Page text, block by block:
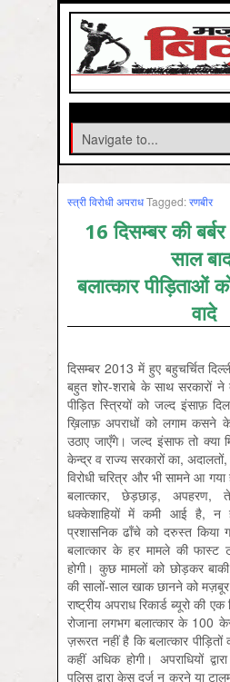
स्‍त्री विरोधी अपराधTagged:रणबीर
16 दिसम्बर की
साल
बलात्कार पीड़िताओं
वादे
दिसम्बर 2013 में हुए बहुचर्चित
बहुत शोर-शराबे के साथ सरकारों ने
पीड़ित स्त्रियों को जल्द इंसाफ़
ख़िलाफ़ अपराधों को लगाम कसने
उठाए जाएँगे। जल्द इंसाफ तो क्या
केन्द्र व राज्य सरकारों का,
विरोधी चरित्र और भी सामने आ
बलात्कार, छेड़छाड़,
धक्केशाहियों में कमी आई है, न
प्रशासनिक ढाँचे को दरुस्त किया
बलात्कार के हर मामले की फास्ट
होगी। कुछ मामलों को छोड़कर
की सालों-साल खाक छानने को
राष्ट्रीय अपराध रिकार्ड ब्यूरो की
रोजाना लगभग बलात्कार के 100
ज़रूरत नहीं है कि बलात्कार
कहीं अधिक होगी। अपराधियों
पुलिस द्वारा केस दर्ज न करने या